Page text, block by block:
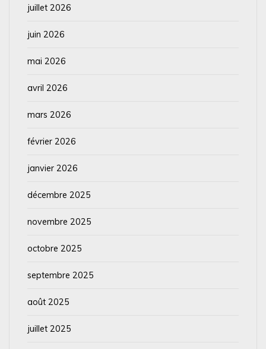
juillet 2026
juin 2026
mai 2026
avril 2026
mars 2026
février 2026
janvier 2026
décembre 2025
novembre 2025
octobre 2025
septembre 2025
août 2025
juillet 2025